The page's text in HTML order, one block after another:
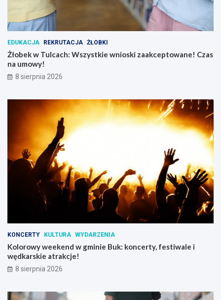
d
a
d
z
i
i
EDUKACJA REKRUTACJA ŻŁOBKI
Żłobek w Tulcach: Wszystkie wnioski zaakceptowane! Czas
na umowy!
8 sierpnia 2026
KONCERTY KULTURA WYDARZENIA
Kolorowy weekend w gminie Buk: koncerty, festiwale i
wędkarskie atrakcje!
8 sierpnia 2026